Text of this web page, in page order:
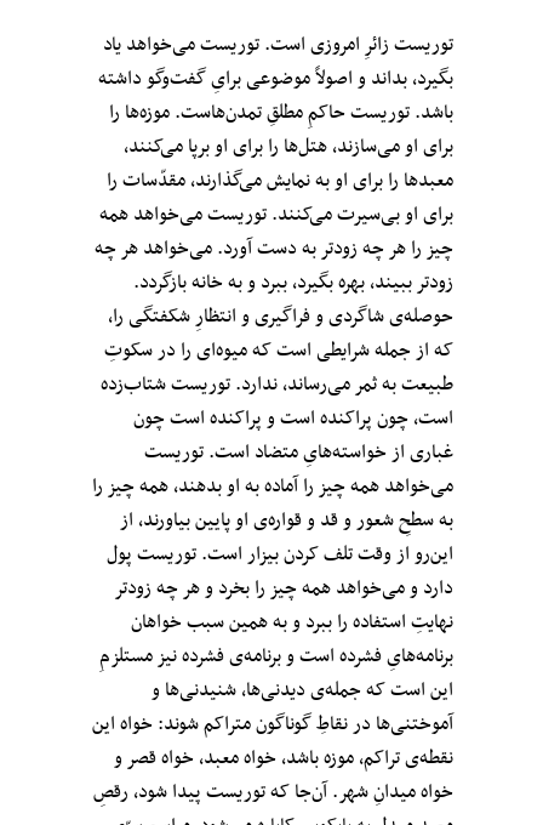
توریست زائرِ امروزی است. توریست می‌خواهد یاد
بگیرد، بداند و اصولاً موضوعی برایِ گفت‌وگو داشته
باشد. توریست حاکمِ مطلقِ تمدن‌هاست. موزه‌ها را
برای او می‌سازند، هتل‌ها را برای او برپا می‌کنند،
معبدها را برای او به نمایش می‌گذارند، مقدّسات را
برای او بی‌سیرت می‌کنند. توریست می‌خواهد همه
چیز را هر چه زودتر به دست آورد. می‌خواهد هر چه
زودتر ببیند، بهره بگیرد، ببرد و به خانه بازگردد.
حوصله‌ی شاگردی و فراگیری و انتظارِ شکفتگی را،
که از جمله شرایطی است که میوه‌ای را در سکوتِ
طبیعت به ثمر می‌رساند، ندارد. توریست شتاب‌زده
است، چون پراکنده است و پراکنده است چون
غباری از خواسته‌هایِ متضاد است. توریست
می‌خواهد همه چیز را آماده به او بدهند، همه چیز را
به سطحِ شعور و قد و قواره‌ی او پایین بیاورند، از
این‌رو از وقت تلف کردن بیزار است. توریست پول
دارد و می‌خواهد همه چیز را بخرد و هر چه زودتر
نهایتِ استفاده را ببرد و به همین سبب خواهان
برنامه‌هایِ فشرده است و برنامه‌ی فشرده نیز مستلزمِ
این است که جمله‌ی دیدنی‌ها، شنیدنی‌ها و
آموختنی‌ها در نقاطِ گوناگون متراکم شوند: خواه این
نقطه‌ی تراکم، موزه باشد، خواه معبد، خواه قصر و
خواه میدانِ شهر. آن‌جا که توریست پیدا شود، رقصِ